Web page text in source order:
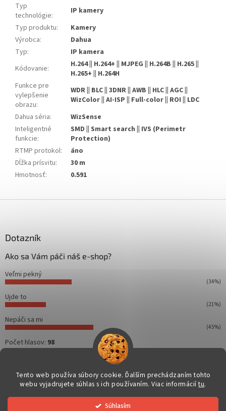
Tento web používa súbory cookie. Ďalším prechádzaním tohto
webu vyjadrujete súhlas s ich používaním. Viac informáciítu.
Súhlasím
Typ
technológie:
IP kamery
Typ produktu:
Kamery
Výrobca:
Dahua
Typ:
IP kamera
Kódovanie:
H.264 || H.264+ || MJPEG || H.264B || H.265 ||
H.265+ || H.264H
Funkce pre
vylepšenie
obrazu:
WDR || BLC || 3DNR || AWB || HLC || AGC ||
WizColor || AI-ISP || Full-color || ROI || LDC
Dahua séria:
WizSense
Inteligentné
funkcie:
SMD || Smart search || IVS (Perimetr
Protection)
RTMP protokol:
áno
Dĺžka prísvitu:
30 m
Hmotnosť: 0.591
Dotazník
Ako sa Vám páči náš e-shop?
Veľmi pekný
(34%)
Ujde to
(21%)
Nepáči sa mi
(45%)
Počet hlasov: 98
Vytvoril Shoptet